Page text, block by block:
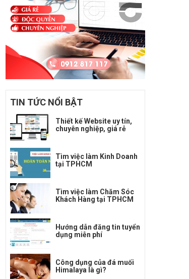
TIN TỨC NỔI BẬT
Thiết kế Website uy tín,
chuyên nghiệp, giá rẻ
Tìm việc làm Kinh Doanh
tại TPHCM
Tìm việc làm Chăm Sóc
Khách Hàng tại TPHCM
Hướng dẫn đăng tin tuyển
dụng miễn phí
Công dụng của đá muối
Himalaya là gì?